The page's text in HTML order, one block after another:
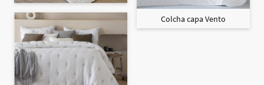
Colcha capa Vento